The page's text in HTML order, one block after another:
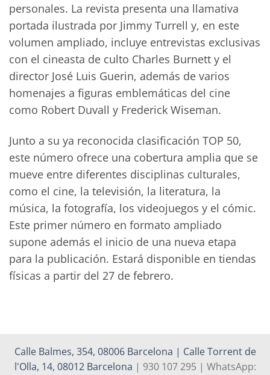
personales. La revista presenta una llamativa
portada ilustrada por Jimmy Turrell y, en este
volumen ampliado, incluye entrevistas exclusivas
con el cineasta de culto Charles Burnett y el
director José Luis Guerin, además de varios
homenajes a figuras emblemáticas del cine
como Robert Duvall y Frederick Wiseman.
Junto a su ya reconocida clasificación TOP 50,
este número ofrece una cobertura amplia que se
mueve entre diferentes disciplinas culturales,
como el cine, la televisión, la literatura, la
música, la fotografía, los videojuegos y el cómic.
Este primer número en formato ampliado
supone además el inicio de una nueva etapa
para la publicación. Estará disponible en tiendas
físicas a partir del 27 de febrero.
Calle Balmes, 354, 08006 Barcelona | Calle Torrent de
l'Olla, 14, 08012 Barcelona | 930 107 295 | WhatsApp: